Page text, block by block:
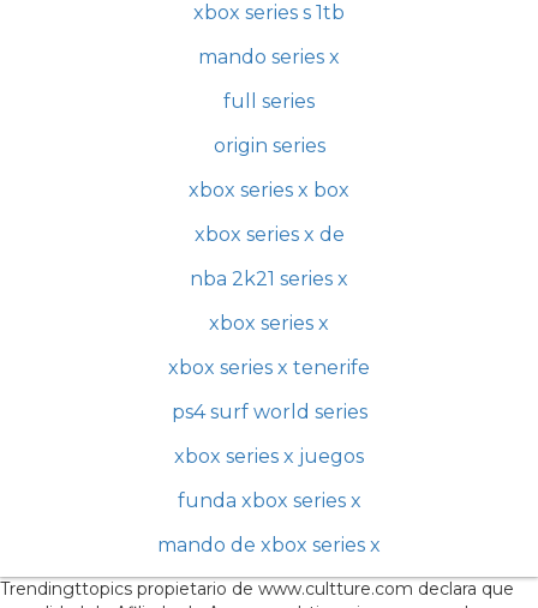
xbox series s 1tb
mando series x
full series
origin series
xbox series x box
xbox series x de
nba 2k21 series x
xbox series x
xbox series x tenerife
ps4 surf world series
xbox series x juegos
funda xbox series x
mando de xbox series x
Trendingttopics propietario de www.cultture.com declara que